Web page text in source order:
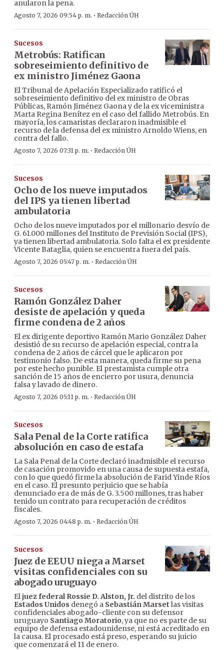
anularon la pena.
Agosto 7, 2026 09:54 p. m. · Redacción ÚH
Sucesos
Metrobús: Ratifican
sobreseimiento definitivo de
ex ministro Jiménez Gaona
El Tribunal de Apelación Especializado ratificó el
sobreseimiento definitivo del ex ministro de Obras
Públicas, Ramón Jiménez Gaona y de la ex viceministra
Marta Regina Benítez en el caso del fallido Metrobús. En
mayoría, los camaristas declararon inadmisible el
recurso de la defensa del ex ministro Arnoldo Wiens, en
contra del fallo.
Agosto 7, 2026 07:31 p. m. · Redacción ÚH
Sucesos
Ocho de los nueve imputados
del IPS ya tienen libertad
ambulatoria
Ocho de los nueve imputados por el millonario desvío de
G. 61.000 millones del Instituto de Previsión Social (IPS),
ya tienen libertad ambulatoria. Solo falta el ex presidente
Vicente Bataglia, quien se encuentra fuera del país.
Agosto 7, 2026 05:47 p. m. · Redacción ÚH
Sucesos
Ramón González Daher
desiste de apelación y queda
firme condena de 2 años
El ex dirigente deportivo Ramón Mario González Daher
desistió de su recurso de apelación especial, contra la
condena de 2 años de cárcel que le aplicaron por
testimonio falso. De esta manera, queda firme su pena
por este hecho punible. El prestamista cumple otra
sanción de 15 años de encierro por usura, denuncia
falsa y lavado de dinero.
Agosto 7, 2026 05:11 p. m. · Redacción ÚH
Sucesos
Sala Penal de la Corte ratifica
absolución en caso de estafa
La Sala Penal de la Corte declaró inadmisible el recurso
de casación promovido en una causa de supuesta estafa,
con lo que quedó firme la absolución de Farid Yinde Ríos
en el caso. El presunto perjuicio que se había
denunciado era de más de G. 3.500 millones, tras haber
tenido un contrato para recuperación de créditos
fiscales.
Agosto 7, 2026 04:48 p. m. · Redacción ÚH
Sucesos
Juez de EEUU niega a Marset
visitas confidenciales con su
abogado uruguayo
Eljuez federal Rossie D. Alston, Jr. del distrito de los
Estados Unidos denegó a Sebastián Marset las visitas
confidenciales abogado-cliente con su defensor
uruguayo Santiago Moratorio, ya que no es parte de su
equipo de defensa estadounidense, ni está acreditado en
la causa. El procesado está preso, esperando su juicio
que comenzará el 11 de enero.